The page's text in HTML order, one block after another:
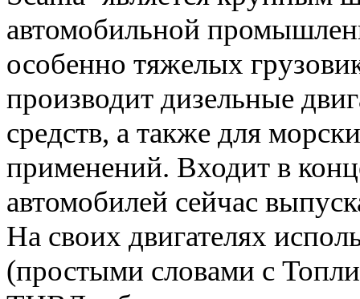
автомобильной
особенно тяжелых
производит дизельные
средств, а также для
применений. Входит в
автомобилей сейчас
На своих двигателях
(простыми словами с